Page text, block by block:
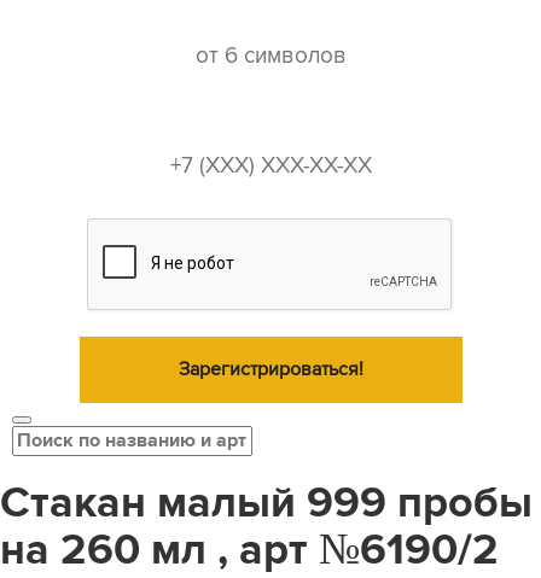
Зарегистрироваться!
Стакан малый 999 пробы
на 260 мл , арт №6190/2